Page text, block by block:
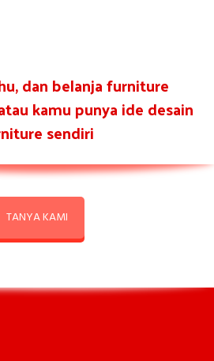
dan belanja furniture
kamu punya ide desain
sendiri
TANYA KAMI